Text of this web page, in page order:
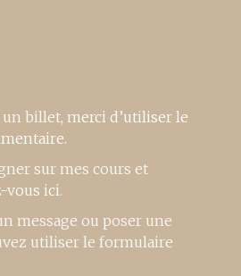
billet, merci d’utiliser le
.
sur mes cours et
vous ici.
message ou poser une
utiliser le formulaire